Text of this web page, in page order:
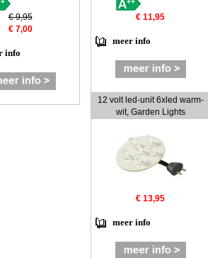
€ 9,95
€ 7,00
info
€ 11,95
meer info
12 volt led-unit 6xled warm-
wit, Garden Lights
€ 13,95
meer info